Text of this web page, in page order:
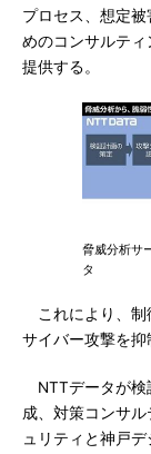
プロセス、想定
めのコンサルテ
提供する。
脅威分析サ
タ
これにより、制
サイバー攻撃を抑
NTTデータが検
成、対策コンサ
ュリティと神戸